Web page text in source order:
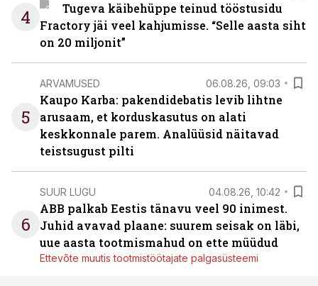
4
Tugeva käibehüppe teinud tööstusidu
Fractory jäi veel kahjumisse. “Selle aasta siht
on 20 miljonit”
5
ARVAMUSED 06.08.26, 09:03
Kaupo Karba: pakendidebatis levib lihtne
arusaam, et korduskasutus on alati
keskkonnale parem. Analüüsid näitavad
teistsugust pilti
6
SUUR LUGU 04.08.26, 10:42
ABB palkab Eestis tänavu veel 90 inimest.
Juhid avavad plaane: suurem seisak on läbi,
uue aasta tootmismahud on ette müüdud
Ettevõte muutis tootmistöötajate palgasüsteemi